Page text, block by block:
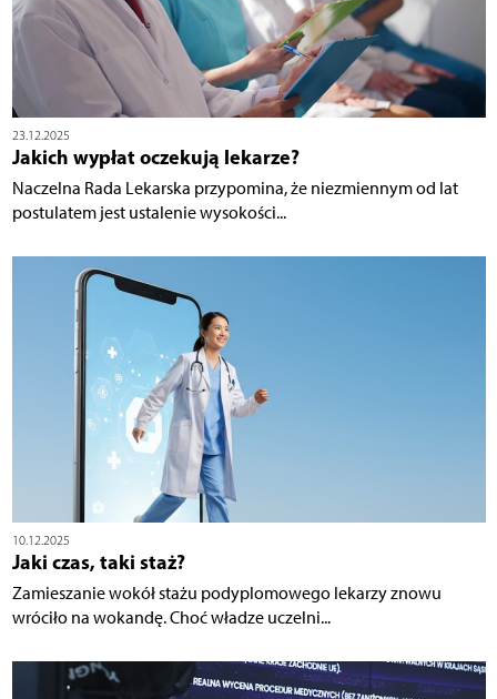
23.12.2025
Jakich wypłat oczekują lekarze?
Naczelna Rada Lekarska przypomina, że niezmiennym od lat
postulatem jest ustalenie wysokości...
10.12.2025
Jaki czas, taki staż?
Zamieszanie wokół stażu podyplomowego lekarzy znowu
wróciło na wokandę. Choć władze uczelni...